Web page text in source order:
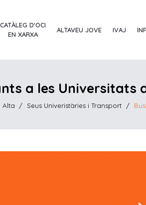
CATÀLEG D'OCI
EN XARXA
ALTAVEU JOVE IVAJ
a les Universitats
Alta / Seus Univeristàries i Transport /